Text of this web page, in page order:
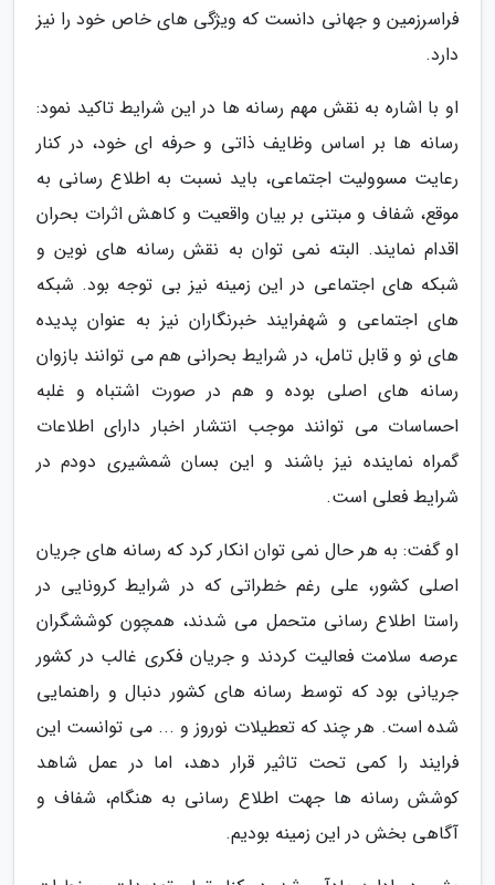
فراسرزمین و جهانی دانست که ویژگی های خاص خود را نیز
دارد.
او با اشاره به نقش مهم رسانه ها در این شرایط تاکید نمود:
رسانه ها بر اساس وظایف ذاتی و حرفه ای خود، در کنار
رعایت مسوولیت اجتماعی، باید نسبت به اطلاع رسانی به
موقع، شفاف و مبتنی بر بیان واقعیت و کاهش اثرات بحران
اقدام نمایند. البته نمی توان به نقش رسانه های نوین و
شبکه های اجتماعی در این زمینه نیز بی توجه بود. شبکه
های اجتماعی و شهفرایند خبرنگاران نیز به عنوان پدیده
های نو و قابل تامل، در شرایط بحرانی هم می توانند بازوان
رسانه های اصلی بوده و هم در صورت اشتباه و غلبه
احساسات می توانند موجب انتشار اخبار دارای اطلاعات
گمراه نماینده نیز باشند و این بسان شمشیری دودم در
شرایط فعلی است.
او گفت: به هر حال نمی توان انکار کرد که رسانه های جریان
اصلی کشور، علی رغم خطراتی که در شرایط کرونایی در
راستا اطلاع رسانی متحمل می شدند، همچون کوششگران
عرصه سلامت فعالیت کردند و جریان فکری غالب در کشور
جریانی بود که توسط رسانه های کشور دنبال و راهنمایی
شده است. هر چند که تعطیلات نوروز و ... می توانست این
فرایند را کمی تحت تاثیر قرار دهد، اما در عمل شاهد
کوشش رسانه ها جهت اطلاع رسانی به هنگام، شفاف و
آگاهی بخش در این زمینه بودیم.